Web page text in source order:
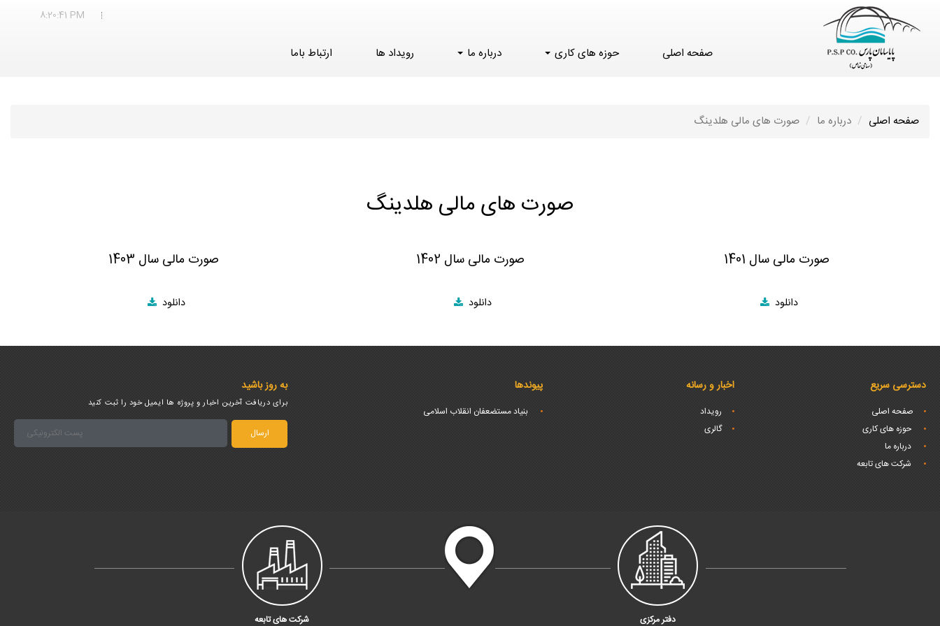
8:20:42 PM
صفحه اصلی حوزه های کاری درباره ما رویداد ها ارتباط باما
صفحه اصلی درباره ما صورت های مالی هلدینگ
صورت های مالی هلدینگ
صورت مالی سال 1401
دانلود
صورت مالی سال 1402
دانلود
صورت مالی سال 1403
دانلود
دسترسی سریع
صفحه اصلی
حوزه های کاری
درباره ما
شرکت های تابعه
اخبار و رسانه
رویداد
گالری
پیوندها
بنیاد مستضعفان انقلاب اسلامی
به روز باشید
برای دریافت آخرین اخبار و پروژه ها ایمیل خود را ثبت کنید
دفتر مرکزی شرکت های تابعه